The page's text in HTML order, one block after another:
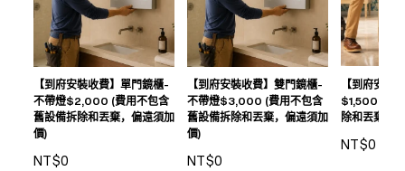
【到府安裝收費】單門鏡櫃-
不帶燈$2,000 (費用不包含
舊設備拆除和丟棄，偏遠須加
價)
NT$0
【到府安裝收費】雙門鏡櫃-
不帶燈$3,000 (費用不包含
舊設備拆除和丟棄，偏遠須加
價)
NT$0
【到府安裝
$1,500 (費
除和丟棄，
NT$0